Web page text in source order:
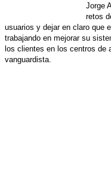
Jorge
retos
usuarios y dejar en claro que
trabajando en mejorar su
los clientes en los centros de
vanguardista.